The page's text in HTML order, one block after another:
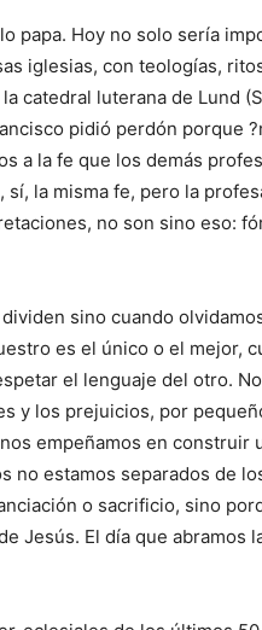
papa. Hoy no solo sería
iglesias, con teologías,
catedral luterana de Lund
pidió perdón porque
a la fe que los demás
la misma fe, pero la
no son sino eso:
sino cuando
es el único o el mejor,
el lenguaje del otro.
y los prejuicios, por
empeñamos en construir
no estamos separados de
o sacrificio, sino
Jesús. El día que abramos